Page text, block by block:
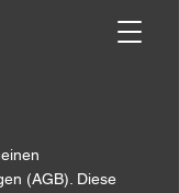
(AGB). Diese